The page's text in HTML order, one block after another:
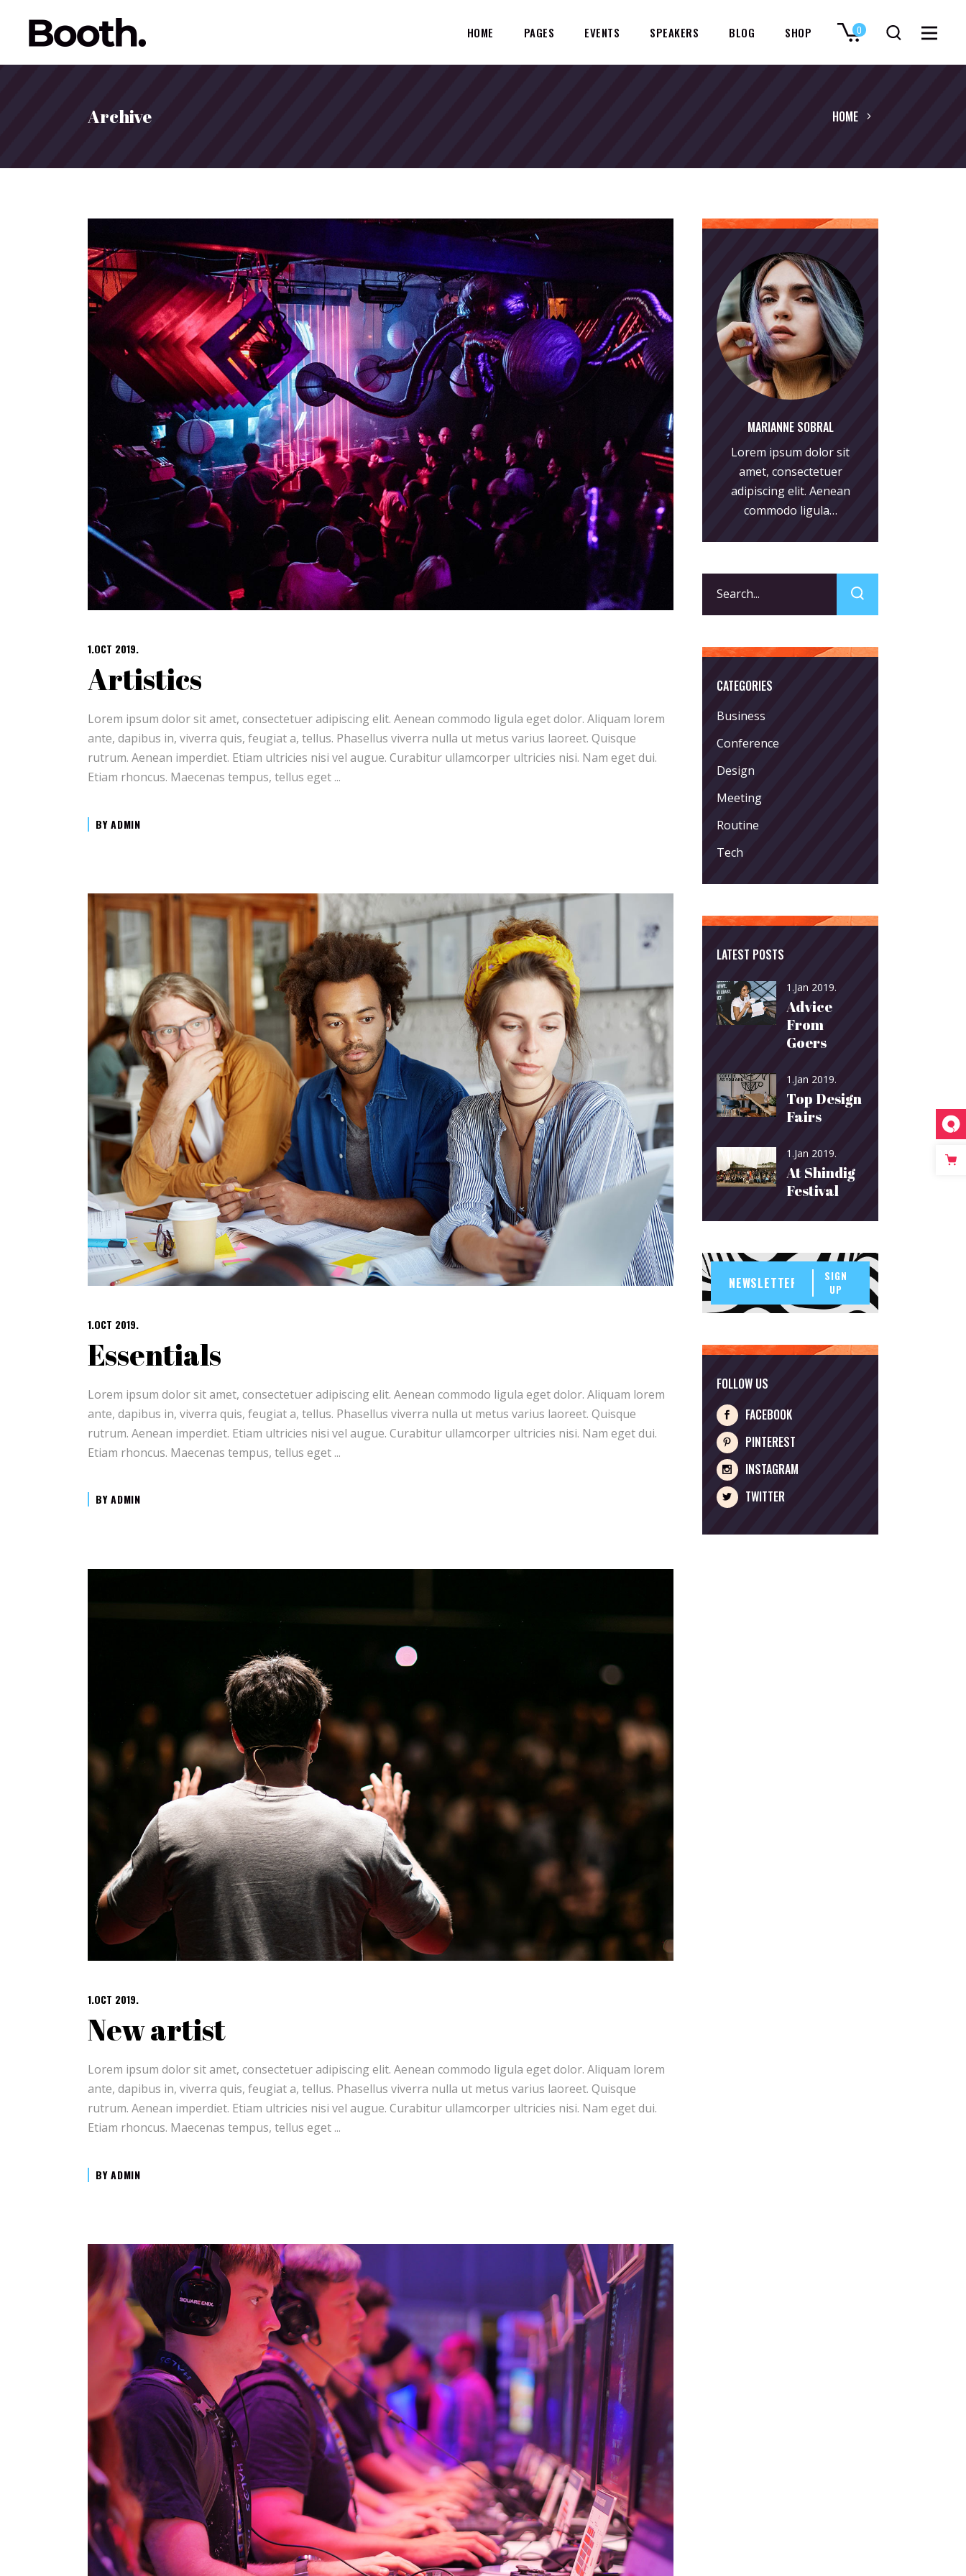
HOME PAGES EVENTS SPEAKERS BLOG SHOP 0
Archive HOME
1.OCT 2019.
Artistics
Lorem ipsum dolor sit amet, consectetuer adipiscing elit. Aenean commodo ligula eget dolor. Aliquam lorem
ante, dapibus in, viverra quis, feugiat a, tellus. Phasellus viverra nulla ut metus varius laoreet. Quisque
rutrum. Aenean imperdiet. Etiam ultricies nisi vel augue. Curabitur ullamcorper ultricies nisi. Nam eget dui.
Etiam rhoncus. Maecenas tempus, tellus eget
BYADMIN
1.OCT 2019.
Essentials
Lorem ipsum dolor sit amet, consectetuer adipiscing elit. Aenean commodo ligula eget dolor. Aliquam lorem
ante, dapibus in, viverra quis, feugiat a, tellus. Phasellus viverra nulla ut metus varius laoreet. Quisque
rutrum. Aenean imperdiet. Etiam ultricies nisi vel augue. Curabitur ullamcorper ultricies nisi. Nam eget dui.
Etiam rhoncus. Maecenas tempus, tellus eget
BYADMIN
1.OCT 2019.
New artist
Lorem ipsum dolor sit amet, consectetuer adipiscing elit. Aenean commodo ligula eget dolor. Aliquam lorem
ante, dapibus in, viverra quis, feugiat a, tellus. Phasellus viverra nulla ut metus varius laoreet. Quisque
rutrum. Aenean imperdiet. Etiam ultricies nisi vel augue. Curabitur ullamcorper ultricies nisi. Nam eget dui.
Etiam rhoncus. Maecenas tempus, tellus eget
BYADMIN
MARIANNE SOBRAL
Lorem ipsum dolor sit
amet, consectetuer
adipiscing elit. Aenean
commodo ligula…
for:
CATEGORIES
Business
Conference
Design
Meeting
Routine
Tech
LATEST POSTS
1.Jan 2019.
Advice
From
Goers
1.Jan 2019.
Top Design
Fairs
1.Jan 2019.
At Shindig
Festival
SIGN
UP
FOLLOW US
FACEBOOK
PINTEREST
INSTAGRAM
TWITTER